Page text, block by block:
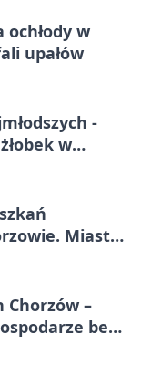
w
upałów
-
w
Miasto
Chorzów –
bez